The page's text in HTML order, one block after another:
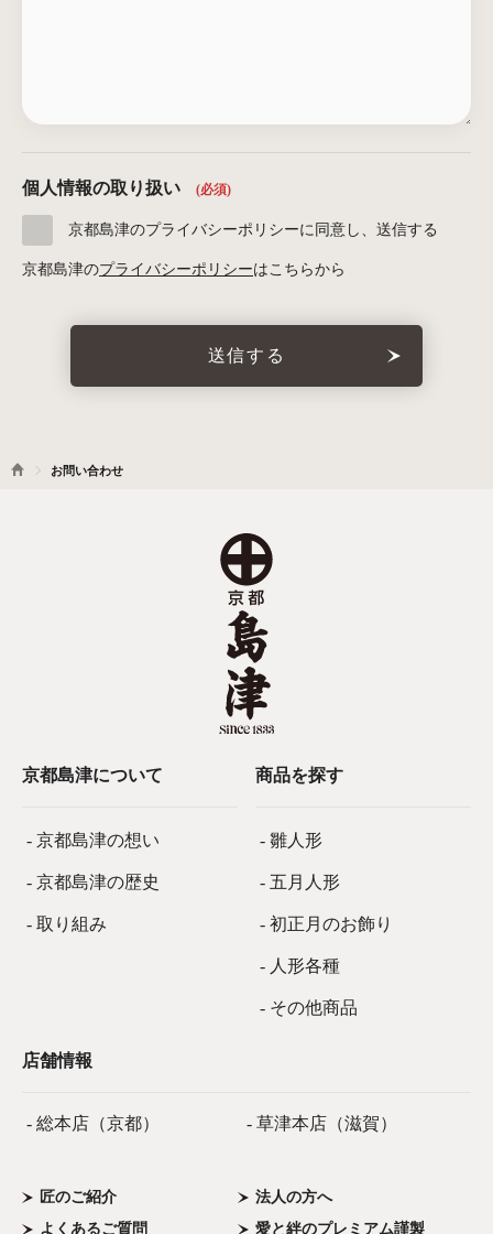
個人情報の取り扱い (必須)
京都島津のプライバシーポリシーに同意し、送信する
京都島津のプライバシーポリシーはこちらから
お問い合わせ
京都島津について
- 京都島津の想い
- 京都島津の歴史
- 取り組み
商品を探す
- 雛人形
- 五月人形
- 初正月のお飾り
- 人形各種
- その他商品
店舗情報
- 総本店（京都） - 草津本店（滋賀）
匠のご紹介
よくあるご質問
法人の方へ
愛と絆のプレミアム謹製